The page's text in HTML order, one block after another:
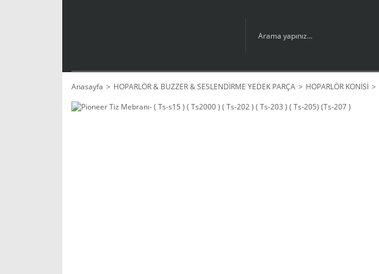
Anasayfa HOPARLÖR & BUZZER & SESLENDİRME YEDEK PARÇA HOPARLÖR KONİSİ